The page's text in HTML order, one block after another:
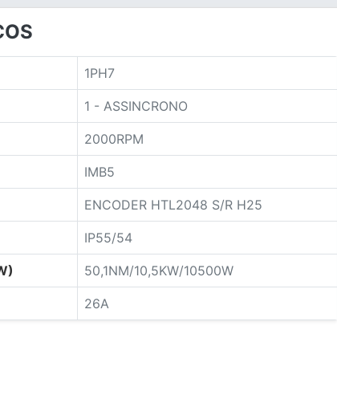
1PH7
1 - ASSINCRONO
2000RPM
IMB5
ENCODER HTL2048 S/R H25
IP55/54
50,1NM/10,5KW/10500W
26A